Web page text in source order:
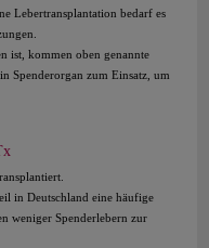
Lebertransplantation bedarf es
ist, kommen oben genannte
Spenderorgan zum Einsatz, um
in Deutschland eine häufige
weniger Spenderlebern zur